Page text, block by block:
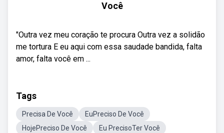
Você
"Outra vez meu coração te procura Outra vez a solidão
me tortura E eu aqui com essa saudade bandida, falta
amor, falta você em ...
Tags
Precisa De Você
EuPreciso De Você
HojePreciso De Você
Eu PrecisoTer Você